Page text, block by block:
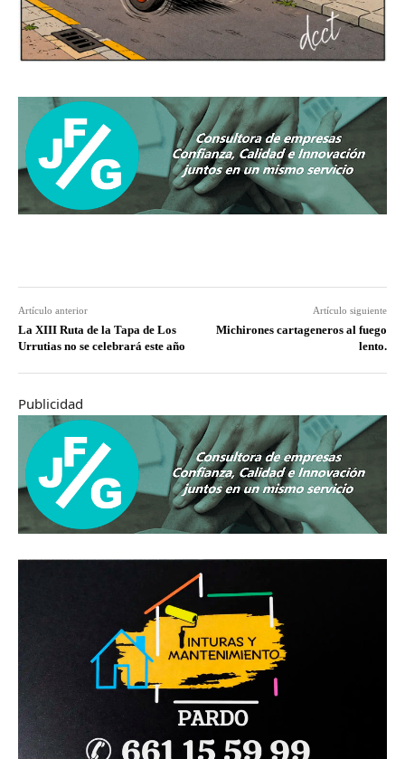
Artículo anterior
La XIII Ruta de la Tapa de Los
Urrutias no se celebrará este año
Artículo siguiente
Michirones cartageneros al fuego
lento.
Publicidad